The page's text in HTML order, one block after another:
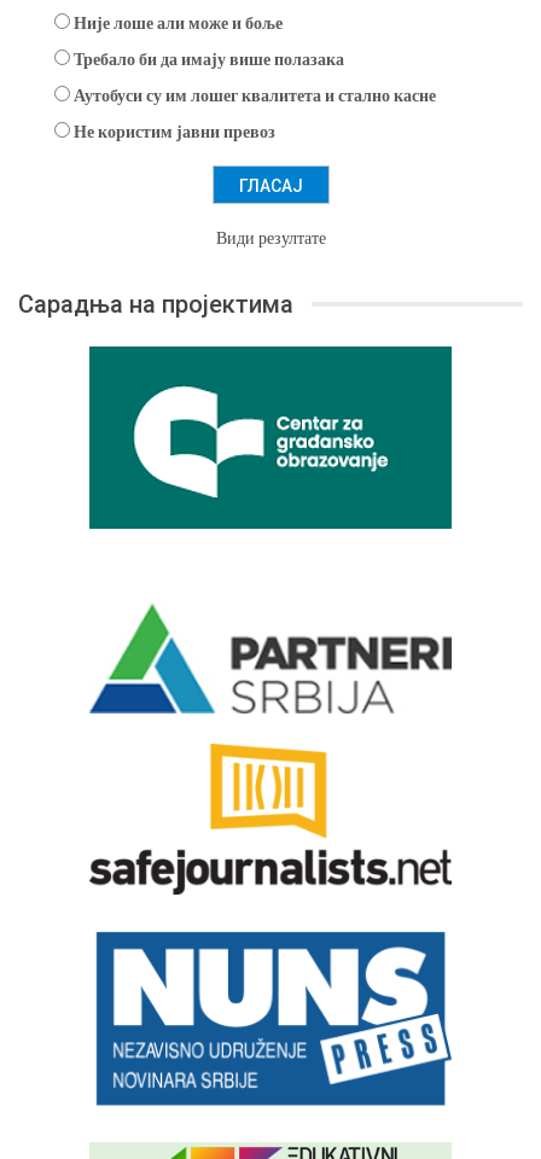
Није лоше али може и боље
Требало би да имају више полазака
Аутобуси су им лошег квалитета и стално касне
Не користим јавни превоз
Види резултате
Сарадња на пројектима